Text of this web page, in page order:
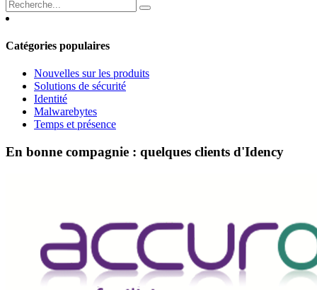
Catégories populaires
Nouvelles sur les produits
Solutions de sécurité
Identité
Malwarebytes
Temps et présence
En bonne compagnie : quelques clients d'Idency